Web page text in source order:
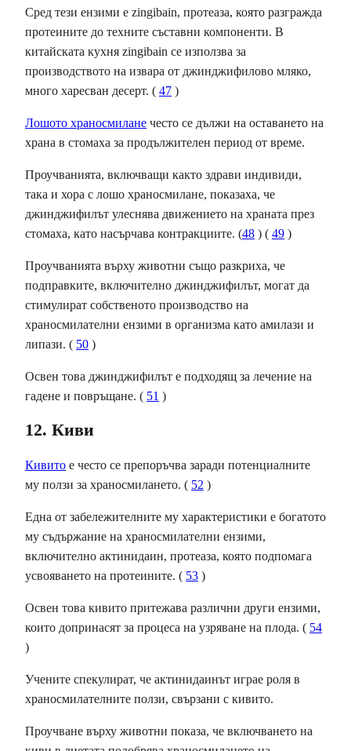
Сред тези ензими е zingibain, протеаза, която разгражда
протеините до техните съставни компоненти. В
китайската кухня zingibain се използва за
производството на извара от джинджифилово мляко,
много харесван десерт. ( 47 )
Лошото храносмилане често се дължи на оставането на
храна в стомаха за продължителен период от време.
Проучванията, включващи както здрави индивиди,
така и хора с лошо храносмилане, показаха, че
джинджифилът улеснява движението на храната през
стомаха, като насърчава контракциите. (48 ) ( 49 )
Проучванията върху животни също разкриха, че
подправките, включително джинджифилът, могат да
стимулират собственото производство на
храносмилателни ензими в организма като амилази и
липази. ( 50 )
Освен това джинджифилът е подходящ за лечение на
гадене и повръщане. ( 51 )
12. Киви
Кивито е често се препоръчва заради потенциалните
му ползи за храносмилането. ( 52 )
Една от забележителните му характеристики е богатото
му съдържание на храносмилателни ензими,
включително актинидаин, протеаза, която подпомага
усвояването на протеините. ( 53 )
Освен това кивито притежава различни други ензими,
които допринасят за процеса на узряване на плода. ( 54
)
Учените спекулират, че актинидаинът играе роля в
храносмилателните ползи, свързани с кивито.
Проучване върху животни показа, че включването на